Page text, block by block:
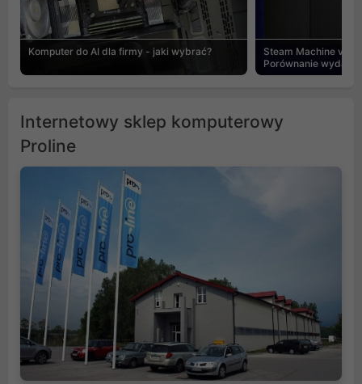
Komputer do AI dla firmy - jaki wybrać?
Steam Machine vs
Porównanie
Internetowy sklep komputerowy
Proline